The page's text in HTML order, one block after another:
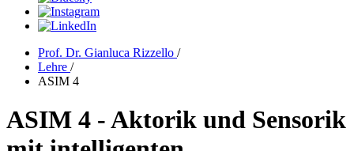
Prof. Dr. Gianluca Rizzello /
Lehre /
ASIM 4
ASIM 4 - Aktorik und Sensorik